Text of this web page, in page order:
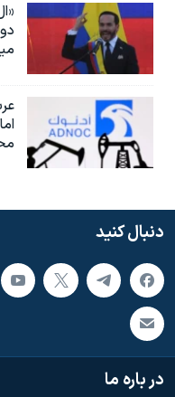
دنبال کنید
در باره ما